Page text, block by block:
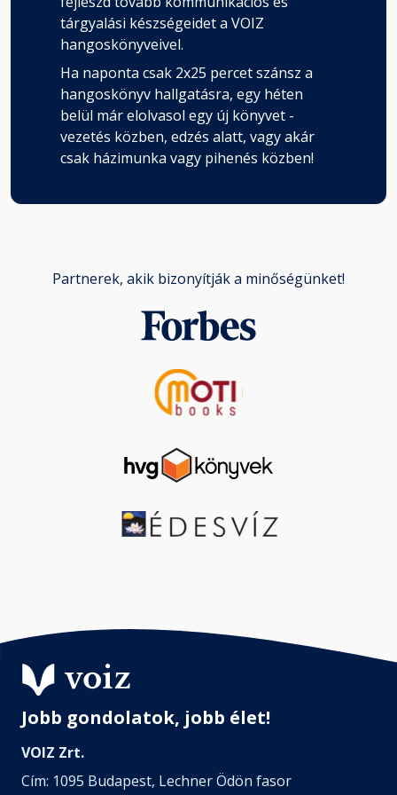
tárgyalási készségeidet a VOIZ
hangoskönyveivel.
Ha naponta csak 2x25 percet szánsz a
hangoskönyv hallgatásra, egy héten
belül már elolvasol egy új könyvet -
vezetés közben, edzés alatt, vagy akár
csak házimunka vagy pihenés közben!
Partnerek, akik bizonyítják a minőségünket!
Jobb gondolatok, jobb élet!
VOIZ Zrt.
Cím: 1095 Budapest, Lechner Ödön fasor